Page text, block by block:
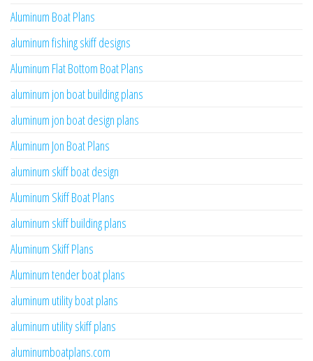
Aluminum Boat Plans
aluminum fishing skiff designs
Aluminum Flat Bottom Boat Plans
aluminum jon boat building plans
aluminum jon boat design plans
Aluminum Jon Boat Plans
aluminum skiff boat design
Aluminum Skiff Boat Plans
aluminum skiff building plans
Aluminum Skiff Plans
Aluminum tender boat plans
aluminum utility boat plans
aluminum utility skiff plans
aluminumboatplans.com